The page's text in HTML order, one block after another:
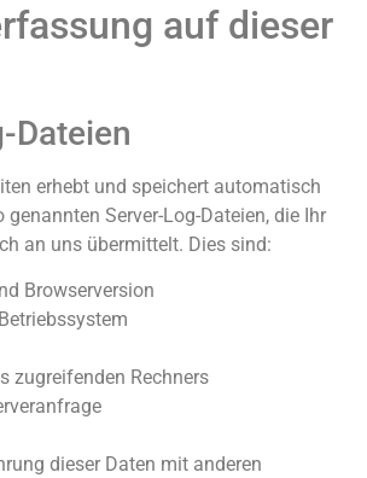
auf dieser
Dateien
erhebt und speichert automatisch
Server-Log-Dateien, die Ihr
an uns übermittelt. Dies sind:
Browserversion
zugreifenden Rechners
dieser Daten mit anderen